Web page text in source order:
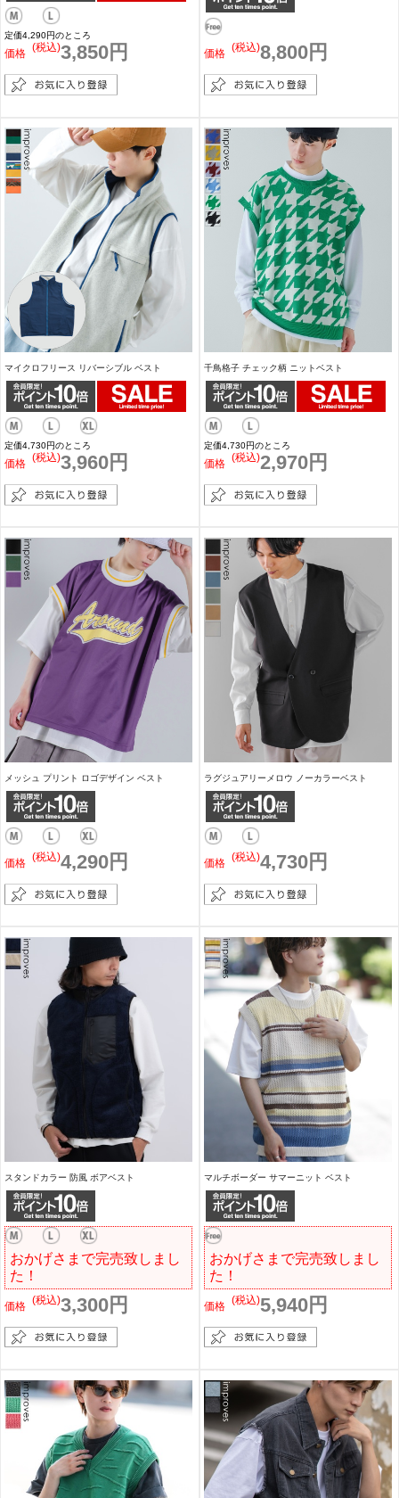
定価4,290円のところ
価格 3,850円
(税込) 価格 8,800円
(税込)
マイクロフリース リバーシブル ベスト
定価4,730円のところ
価格 3,960円
(税込)
千鳥格子 チェック柄 ニットベスト
定価4,730円のところ
価格 2,970円
(税込)
メッシュ プリント ロゴデザイン ベスト
価格 4,290円
(税込)
ラグジュアリーメロウ ノーカラーベスト
価格 4,730円
(税込)
スタンドカラー 防風 ボアベスト
おかげさまで完売致しまし
た！
価格 3,300円
(税込)
マルチボーダー サマーニット ベスト
おかげさまで完売致しまし
た！
価格 5,940円
(税込)